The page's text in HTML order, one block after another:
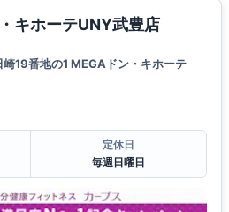
キホーテUNY武豊店
19番地の1 MEGAドン・キホーテ
定休日
毎週日曜日